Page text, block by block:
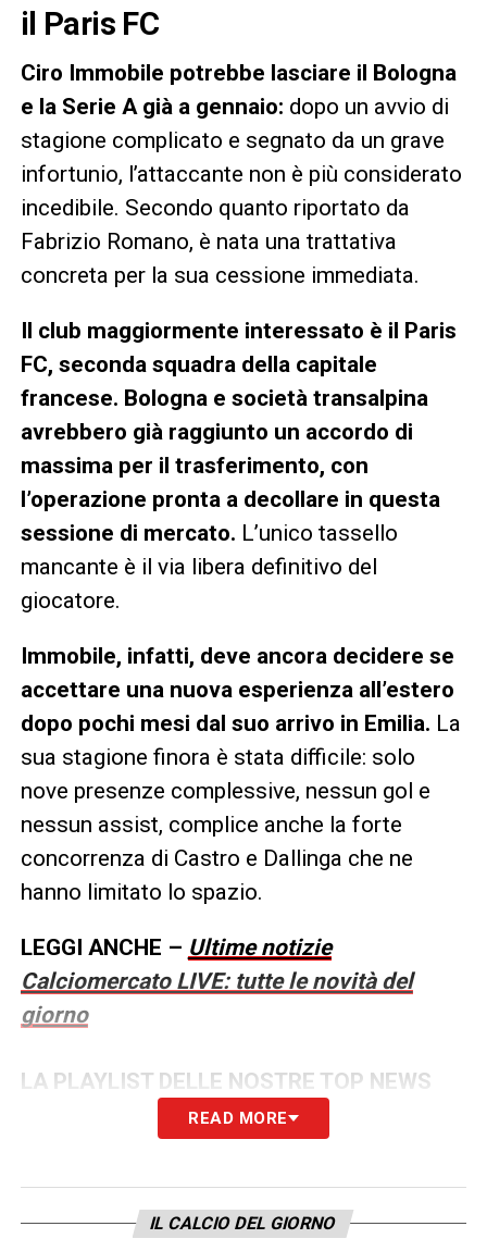
il Paris FC
Ciro Immobile potrebbe lasciare il Bologna
e la Serie A già a gennaio: dopo un avvio di
stagione complicato e segnato da un grave
infortunio, l’attaccante non è più considerato
incedibile. Secondo quanto riportato da
Fabrizio Romano, è nata una trattativa
concreta per la sua cessione immediata.
Il club maggiormente interessato è il Paris
FC, seconda squadra della capitale
francese. Bologna e società transalpina
avrebbero già raggiunto un accordo di
massima per il trasferimento, con
l’operazione pronta a decollare in questa
sessione di mercato. L’unico tassello
mancante è il via libera definitivo del
giocatore.
Immobile, infatti, deve ancora decidere se
accettare una nuova esperienza all’estero
dopo pochi mesi dal suo arrivo in Emilia. La
sua stagione finora è stata difficile: solo
nove presenze complessive, nessun gol e
nessun assist, complice anche la forte
concorrenza di Castro e Dallinga che ne
hanno limitato lo spazio.
LEGGI ANCHE – Ultime notizie
Calciomercato LIVE: tutte le novità del
giorno
LA PLAYLIST DELLE NOSTRE TOP NEWS
READ MORE
IL CALCIO DEL GIORNO